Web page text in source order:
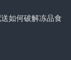
如何破解冻品食